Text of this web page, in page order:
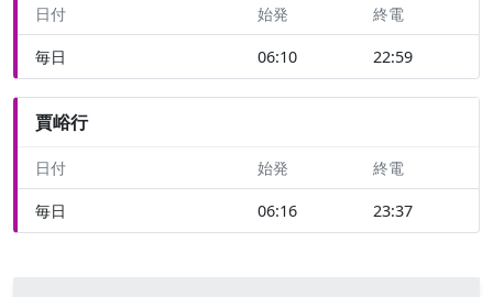
日付 始発 終電
毎日 06:10 22:59
賈峪行
日付 始発 終電
毎日 06:16 23:37